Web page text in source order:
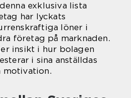
exklusiva lista
har lyckats
löner i
företag på marknaden.
insikt i hur bolagen
i sina anställdas
motivation.